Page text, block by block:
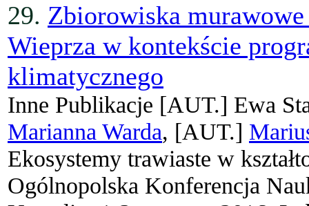
29. Zbiorowiska
Wieprza w kontekście
klimatycznego
Inne Publikacje [AUT.] Ewa
Marianna Warda, [AUT.]
Ekosystemy trawiaste w
Ogólnopolska Konferencja